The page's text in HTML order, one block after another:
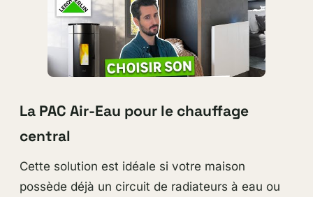
La PAC Air-Eau pour le chauffage
central
Cette solution est idéale si votre maison
possède déjà un circuit de radiateurs à eau ou